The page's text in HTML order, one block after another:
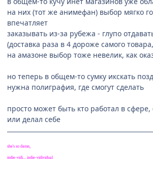
на них (тот же анимефан) выбор мягко
впечатляет
заказывать из-за рубежа - глупо
(доставка раза в 4 дороже самого
на амазоне выбор тоже невелик, как
но теперь в общем-то сумку икскать
нужна полиграфия, где смогут сделать
просто может быть кто работал в
или делал себе
she's so damn,
indie-vidi... indie-vidividual